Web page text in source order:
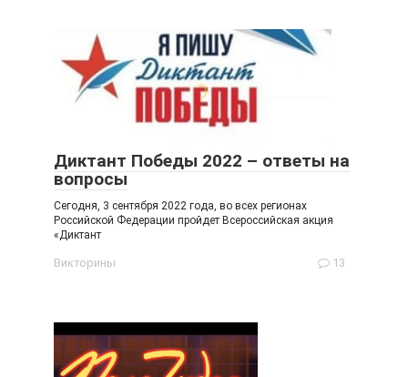
Диктант Победы 2022 – ответы на
вопросы
Сегодня, 3 сентября 2022 года, во всех регионах
Российской Федерации пройдет Всероссийская акция
«Диктант
Викторины 13